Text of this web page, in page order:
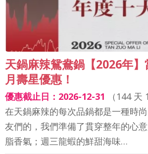
天鍋麻辣鴛鴦鍋【2026年
月壽星優惠！
優惠截止日：2026-12-31 （ 144 天
在天鍋麻辣的每次品鍋都是一種時
友們的，我們準備了貫穿整年的心
脂香氣；週三龍蝦的鮮甜海味…